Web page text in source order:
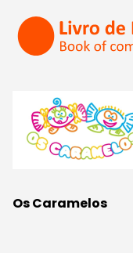
Os Caramelos